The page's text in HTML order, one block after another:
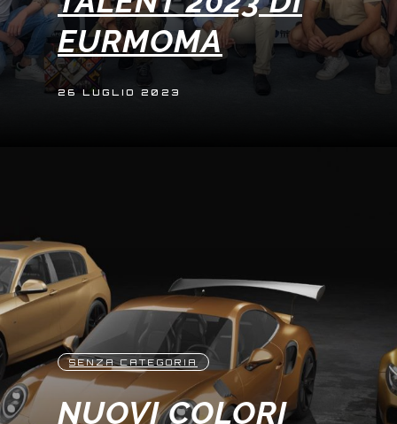
EURMOMA
26 LUGLIO 2023
SENZA CATEGORIA
NUOVI COLORI